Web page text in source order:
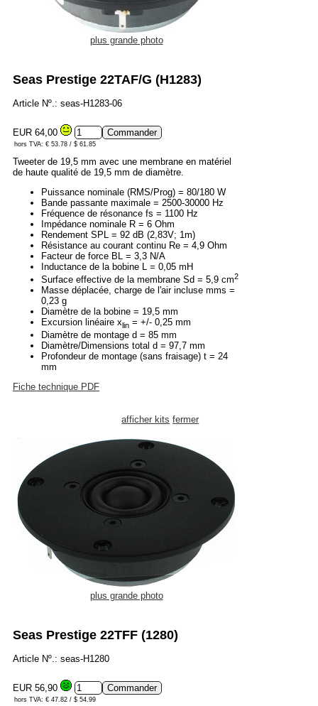
plus grande photo
Seas Prestige 22TAF/G (H1283)
Article Nº.: seas-H1283-06
EUR 64,00
hors TVA: € 53.78 / $ 61.85
Tweeter de 19,5 mm avec une membrane en matériel
de haute qualité de 19,5 mm de diamètre.
Puissance nominale (RMS/Prog) = 80/180 W
Bande passante maximale = 2500-30000 Hz
Fréquence de résonance fs = 1100 Hz
Impédance nominale R = 6 Ohm
Rendement SPL = 92 dB (2,83V; 1m)
Résistance au courant continu Re = 4,9 Ohm
Facteur de force BL = 3,3 N/A
Inductance de la bobine L = 0,05 mH
Surface effective de la membrane Sd = 5,9 cm2
Masse déplacée, charge de l'air incluse mms =
0,23 g
Diamètre de la bobine = 19,5 mm
Excursion linéaire xlin = +/- 0,25 mm
Diamètre de montage d = 85 mm
Diamètre/Dimensions total d = 97,7 mm
Profondeur de montage (sans fraisage) t = 24
mm
Fiche technique PDF
afficher kits fermer
plus grande photo
Seas Prestige 22TFF (1280)
Article Nº.: seas-H1280
EUR 56,90
hors TVA: € 47.82 / $ 54.99